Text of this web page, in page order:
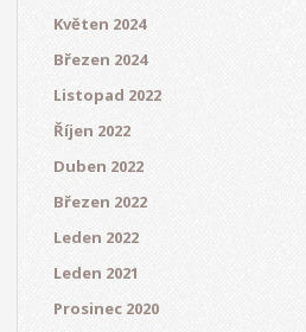
Květen 2024
Březen 2024
Listopad 2022
Říjen 2022
Duben 2022
Březen 2022
Leden 2022
Leden 2021
Prosinec 2020